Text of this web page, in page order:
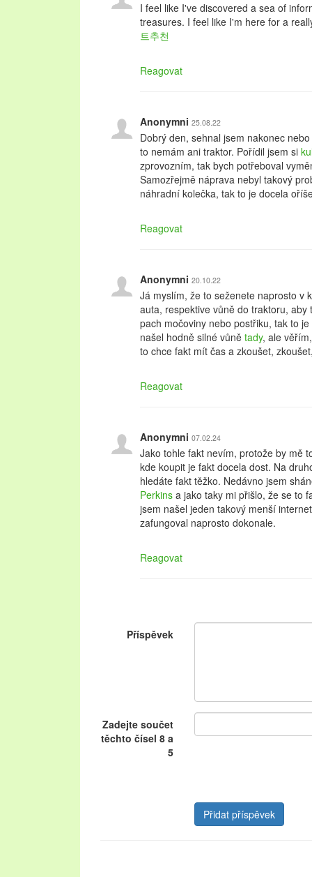
I feel like I've discovered a sea of
treasures. I feel like I'm here for a
트추천
Reagovat
Anonymni 25.08.22
Dobrý den, sehnal jsem nakonec
to nemám ani traktor. Pořídil jsem si
zprovozním, tak bych potřeboval
Samozřejmě náprava nebyl takový
náhradní kolečka, tak to je docela
Reagovat
Anonymni 20.10.22
Já myslím, že to seženete naprosto v
auta, respektive vůně do traktoru,
pach močoviny nebo postřiku, tak to
našel hodně silné vůně tady, ale
to chce fakt mít čas a zkoušet,
Reagovat
Anonymni 07.02.24
Jako tohle fakt nevím, protože by mě
kde koupit je fakt docela dost. Na
hledáte fakt těžko. Nedávno jsem
Perkins a jako taky mi přišlo, že se to
jsem našel jeden takový menší
zafungoval naprosto dokonale.
Reagovat
Příspěvek
Zadejte součet
těchto čísel 8 a
5